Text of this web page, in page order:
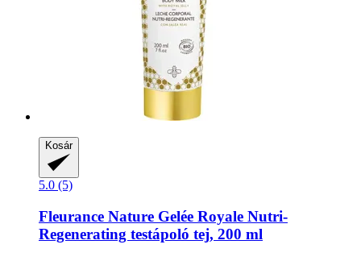
Kosár
5.0 (5)
Fleurance Nature Gelée Royale Nutri-​
Regenerating testápoló tej, 200 ml